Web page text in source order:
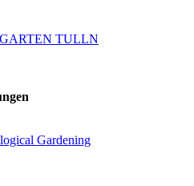
GARTEN TULLN
Gardening